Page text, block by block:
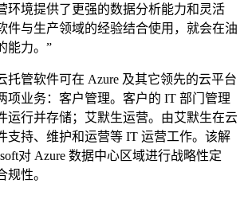
环境提供了更强的数据分析能力和灵活
件与生产领域的经验结合使用，就会在油
能力。”
托管软件可在 Azure 及其它领先的云平台
项业务：客户管理。客户的 IT 部门管理
运行并存储；艾默生运营。由艾默生在云
支持、维护和运营等 IT 运营工作。该解
对 Azure 数据中心区域进行战略性定
规性。